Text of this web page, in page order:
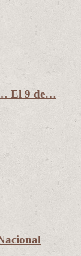
El 9 de…